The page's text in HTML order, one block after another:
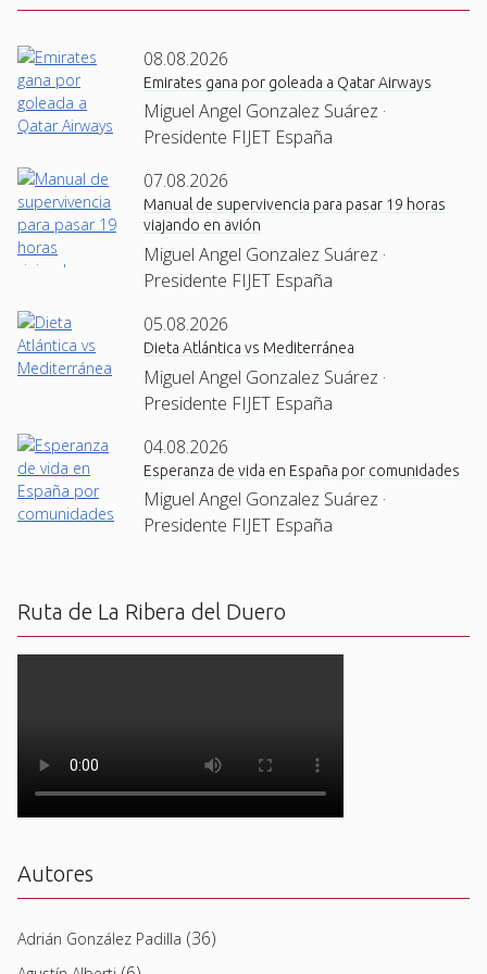
08.08.2026
Emirates gana por goleada a Qatar Airways
Miguel Angel Gonzalez Suárez ·
Presidente FIJET España
07.08.2026
Manual de supervivencia para pasar 19 horas
viajando en avión
Miguel Angel Gonzalez Suárez ·
Presidente FIJET España
05.08.2026
Dieta Atlántica vs Mediterránea
Miguel Angel Gonzalez Suárez ·
Presidente FIJET España
04.08.2026
Esperanza de vida en España por comunidades
Miguel Angel Gonzalez Suárez ·
Presidente FIJET España
Ruta de La Ribera del Duero
Autores
Adrián González Padilla (36)